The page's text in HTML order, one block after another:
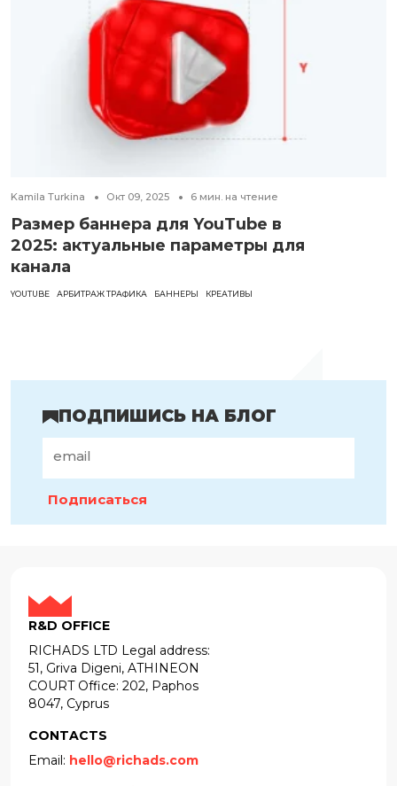
Kamila Turkina Окт 09, 2025 6 мин. на чтение
Размер баннера для YouTube в
2025: актуальные параметры для
канала
YOUTUBE АРБИТРАЖ ТРАФИКА БАННЕРЫ КРЕАТИВЫ
ПОДПИШИСЬ НА БЛОГ
Подписаться
R&D OFFICE
RICHADS LTD Legal address:
51, Griva Digeni, ATHINEON
COURT Office: 202, Paphos
8047, Cyprus
CONTACTS
Email: hello@richads.com